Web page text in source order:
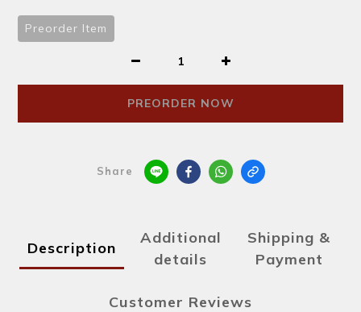
Preorder Item
PREORDER NOW
Share
Description
Additional
details
Shipping &
Payment
Customer Reviews